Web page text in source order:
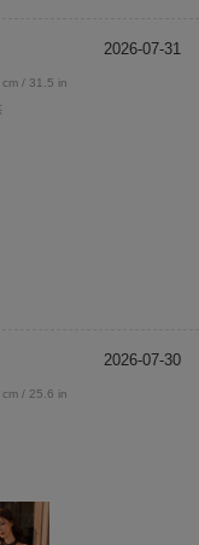
2026-07-31
cm / 31.5 in
2026-07-30
cm / 25.6 in